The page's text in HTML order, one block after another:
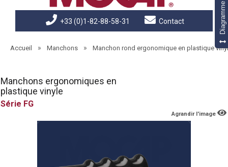
+33 (0)1-82-88-58-31 Contact
Accueil » Manchons » Manchon rond ergonomique en plastique
Manchons ergonomiques en
plastique vinyle
FG
Agrandir l'image
Diagramme